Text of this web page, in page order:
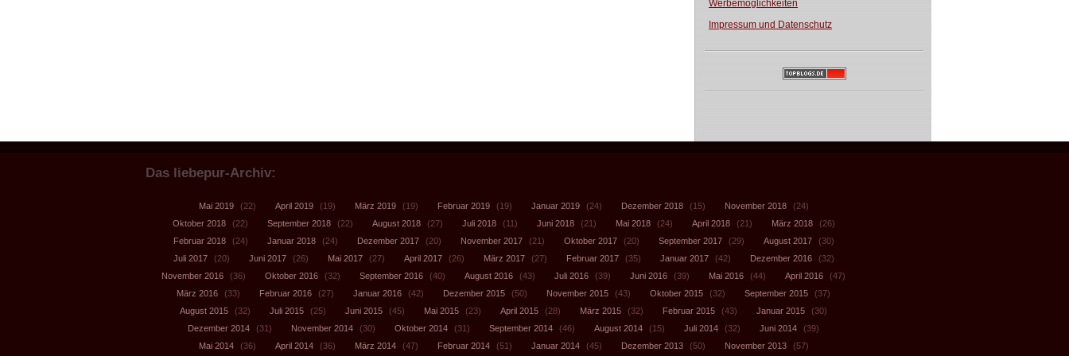
Werbemöglichkeiten
Impressum und Datenschutz
Das liebepur-Archiv:
Mai 2019 (22) April 2019 (19) März 2019 (19) Februar 2019 (19) Januar 2019 (24) Dezember 2018 (15) November 2018
(24)
Oktober 2018
(22) September 2018 (22) August 2018 (27) Juli 2018 (11) Juni 2018 (21) Mai 2018 (24) April 2018 (21) März 2018
(26)
Februar 2018
(24) Januar 2018 (24) Dezember 2017 (20) November 2017 (21) Oktober 2017 (20) September 2017 (29) August 2017
(30)
Juli 2017
(20) Juni 2017 (26) Mai 2017 (27) April 2017 (26) März 2017 (27) Februar 2017 (35) Januar 2017 (42) Dezember 2016
(32)
November 2016
(36) Oktober 2016 (32) September 2016 (40) August 2016 (43) Juli 2016 (39) Juni 2016 (39) Mai 2016 (44) April 2016
(47)
März 2016
(33) Februar 2016 (27) Januar 2016 (42) Dezember 2015 (50) November 2015 (43) Oktober 2015 (32) September 2015
(37)
August 2015
(32) Juli 2015 (25) Juni 2015 (45) Mai 2015 (23) April 2015 (28) März 2015 (32) Februar 2015 (43) Januar 2015
(30)
Dezember 2014
(31) November 2014 (30) Oktober 2014 (31) September 2014 (46) August 2014 (15) Juli 2014 (32) Juni 2014
(39)
Mai 2014
(36) April 2014 (36) März 2014 (47) Februar 2014 (51) Januar 2014 (45) Dezember 2013 (50) November 2013 (57)